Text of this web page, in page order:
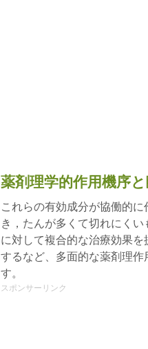
薬剤理学的作用機序
これらの有効成分が協働的
き，たんが多くて切れにく
に対して複合的な治療効果
するなど、多面的な薬剤理
す。
スポンサーリンク